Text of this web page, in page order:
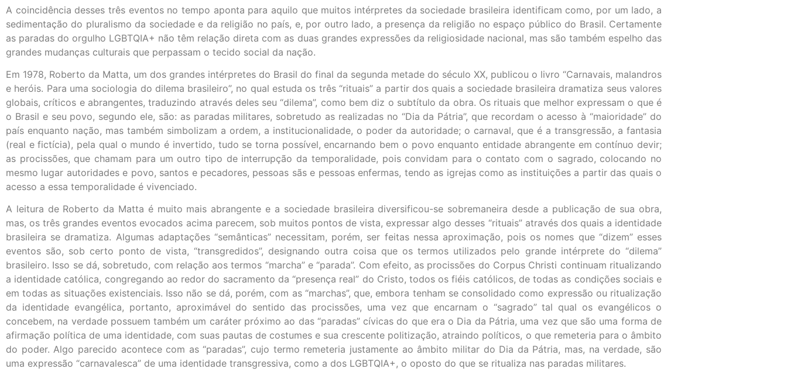
A coincidência desses três eventos no tempo aponta para aquilo que muitos intérpretes da sociedade brasileira identificam como, por um lado, a
sedimentação do pluralismo da sociedade e da religião no país, e, por outro lado, a presença da religião no espaço público do Brasil. Certamente
as paradas do orgulho LGBTQIA+ não têm relação direta com as duas grandes expressões da religiosidade nacional, mas são também espelho das
grandes mudanças culturais que perpassam o tecido social da nação.
Em 1978, Roberto da Matta, um dos grandes intérpretes do Brasil do final da segunda metade do século XX, publicou o livro “Carnavais, malandros
e heróis. Para uma sociologia do dilema brasileiro”, no qual estuda os três “rituais” a partir dos quais a sociedade brasileira dramatiza seus valores
globais, críticos e abrangentes, traduzindo através deles seu “dilema”, como bem diz o subtítulo da obra. Os rituais que melhor expressam o que é
o Brasil e seu povo, segundo ele, são: as paradas militares, sobretudo as realizadas no “Dia da Pátria”, que recordam o acesso à “maioridade” do
país enquanto nação, mas também simbolizam a ordem, a institucionalidade, o poder da autoridade; o carnaval, que é a transgressão, a fantasia
(real e fictícia), pela qual o mundo é invertido, tudo se torna possível, encarnando bem o povo enquanto entidade abrangente em contínuo devir;
as procissões, que chamam para um outro tipo de interrupção da temporalidade, pois convidam para o contato com o sagrado, colocando no
mesmo lugar autoridades e povo, santos e pecadores, pessoas sãs e pessoas enfermas, tendo as igrejas como as instituições a partir das quais o
acesso a essa temporalidade é vivenciado.
A leitura de Roberto da Matta é muito mais abrangente e a sociedade brasileira diversificou-se sobremaneira desde a publicação de sua obra,
mas, os três grandes eventos evocados acima parecem, sob muitos pontos de vista, expressar algo desses “rituais” através dos quais a identidade
brasileira se dramatiza. Algumas adaptações “semânticas” necessitam, porém, ser feitas nessa aproximação, pois os nomes que “dizem” esses
eventos são, sob certo ponto de vista, “transgredidos”, designando outra coisa que os termos utilizados pelo grande intérprete do “dilema”
brasileiro. Isso se dá, sobretudo, com relação aos termos “marcha” e “parada”. Com efeito, as procissões do Corpus Christi continuam ritualizando
a identidade católica, congregando ao redor do sacramento da “presença real” do Cristo, todos os fiéis católicos, de todas as condições sociais e
em todas as situações existenciais. Isso não se dá, porém, com as “marchas”, que, embora tenham se consolidado como expressão ou ritualização
da identidade evangélica, portanto, aproximável do sentido das procissões, uma vez que encarnam o “sagrado” tal qual os evangélicos o
concebem, na verdade possuem também um caráter próximo ao das “paradas” cívicas do que era o Dia da Pátria, uma vez que são uma forma de
afirmação política de uma identidade, com suas pautas de costumes e sua crescente politização, atraindo políticos, o que remeteria para o âmbito
do poder. Algo parecido acontece com as “paradas”, cujo termo remeteria justamente ao âmbito militar do Dia da Pátria, mas, na verdade, são
uma expressão “carnavalesca” de uma identidade transgressiva, como a dos LGBTQIA+, o oposto do que se ritualiza nas paradas militares.